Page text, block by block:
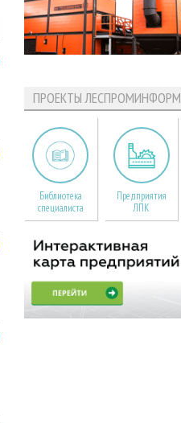
ПРОЕКТЫ ЛЕСПРОМИНФОРМ
Библиотека
специалиста
Предприятия
ЛПК